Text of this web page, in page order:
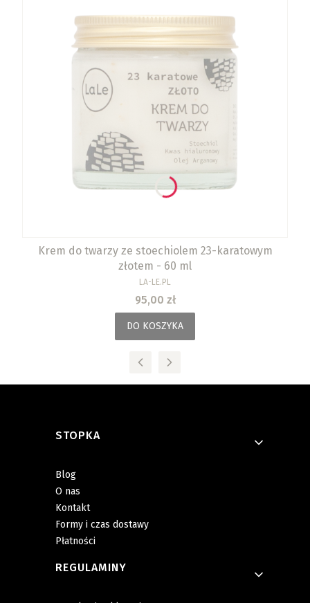
Krem do twarzy ze stoechiolem 23-karatowym
złotem - 60 ml
PRODUCENT
LA-LE.PL
Cena
95,00 zł
DO KOSZYKA
Linki w stopce
STOPKA
Blog
O nas
Kontakt
Formy i czas dostawy
Płatności
REGULAMINY